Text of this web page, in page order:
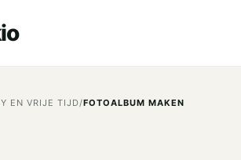
EN VRIJE TIJD/FOTOALBUM MAKEN